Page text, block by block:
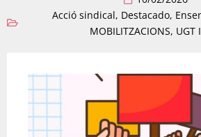
Acció sindical, Destacado,
MOBILITZACIONS, UGT